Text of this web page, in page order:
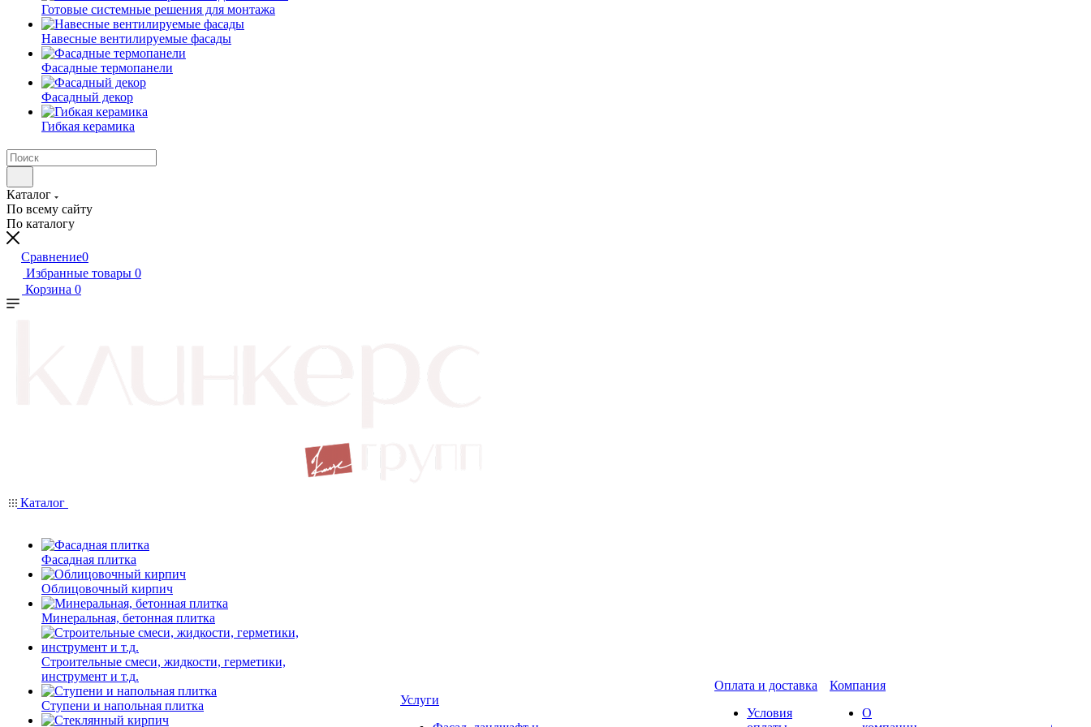
Готовые системные решения для монтажа
Навесные вентилируемые фасады
Фасадные термопанели
Фасадный декор
Гибкая керамика
Каталог
По всему сайту
По каталогу
Сравнение0
Избранные товары 0
Корзина 0
Каталог
Фасадная плитка
Облицовочный кирпич
Минеральная, бетонная плитка
Строительные смеси, жидкости, герметики,
инструмент и т.д.
Ступени и напольная плитка
Услуги
Оплата и доставка
Условия
Компания
О